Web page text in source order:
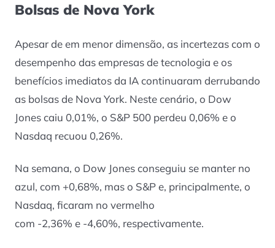
Bolsas de Nova York
Apesar de em menor dimensão, as incertezas com o
desempenho das empresas de tecnologia e os
benefícios imediatos da IA continuaram derrubando
as bolsas de Nova York. Neste cenário, o Dow
Jones caiu 0,01%, o S&P 500 perdeu 0,06% e o
Nasdaq recuou 0,26%.
Na semana, o Dow Jones conseguiu se manter no
azul, com +0,68%, mas o S&P e, principalmente, o
Nasdaq, ficaram no vermelho
com -2,36% e -4,60%, respectivamente.